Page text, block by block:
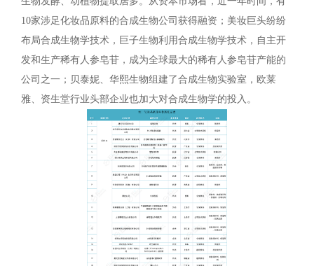
10家涉足化妆品原料的合成生物公司获得融资；美妆巨头纷纷
布局合成生物学技术，巨子生物利用合成生物学技术，自主开
发和生产稀有人参皂苷，成为全球最大的稀有人参皂苷产能的
公司之一；贝泰妮、华熙生物组建了合成生物实验室，欧莱
雅、资生堂行业头部企业也加大对合成生物学的投入。